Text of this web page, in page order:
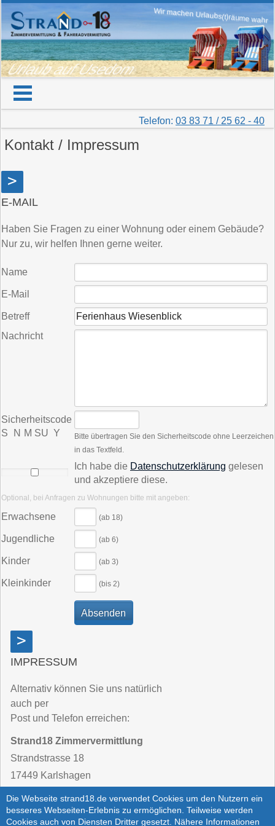
Die Webseite strand18.de verwendet Cookies um den Nutzern ein
besseres Webseiten-Erlebnis zu ermöglichen. Teilweise werden
Cookies auch von Diensten Dritter gesetzt. Nähere Informationen
Wir machen Urlaubs(t)räume wahr
Urlaub auf Usedom
Telefon: 03 83 71 / 25 62 - 40
Kontakt / Impressum
>
E-MAIL
Haben Sie Fragen zu einer Wohnung oder einem Gebäude?
Nur zu, wir helfen Ihnen gerne weiter.
Name
E-Mail
Betreff
Nachricht
Sicherheitscode
S N M S U Y
Bitte übertragen Sie den Sicherheitscode ohne Leerzeichen
in das Textfeld.
Ich habe die Datenschutzerklärung gelesen
und akzeptiere diese.
Optional, bei Anfragen zu Wohnungen bitte mit angeben:
Erwachsene (ab 18)
Jugendliche (ab 6)
Kinder (ab 3)
Kleinkinder (bis 2)
>
IMPRESSUM
Alternativ können Sie uns natürlich
auch per
Post und Telefon erreichen:
Strand18 Zimmervermittlung
Strandstrasse 18
17449 Karlshagen
Telefon: 03 83 71 / 25 62 - 40